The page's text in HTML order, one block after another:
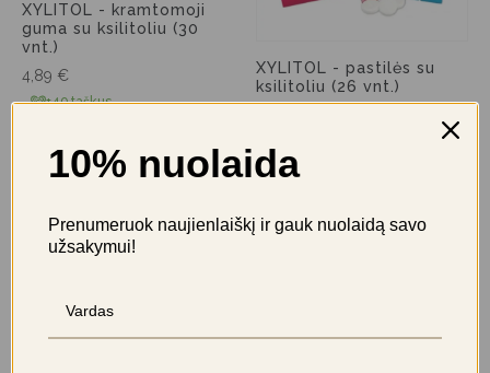
XYLITOL - kramtomoji
guma su ksilitoliu (30
vnt.)
4,89 €
+49 taškus
XYLITOL - pastilės su
ksilitoliu (26 vnt.)
prisijunkite
10% nuolaida
Prenumeruok naujienlaiškį ir gauk nuolaidą savo
užsakymui!